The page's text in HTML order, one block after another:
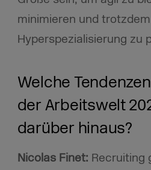
minimieren und
Hyperspezialisierung zu
Welche
der Arbeitswelt
darüber hinaus?
Nicolas Finet: Recruiting